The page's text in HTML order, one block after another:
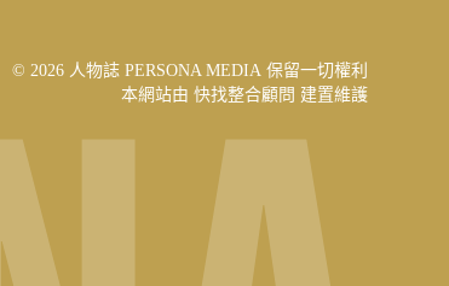
© 2026 人物誌 PERSONA MEDIA 保留一切權利
本網站由 快找整合顧問 建置維護